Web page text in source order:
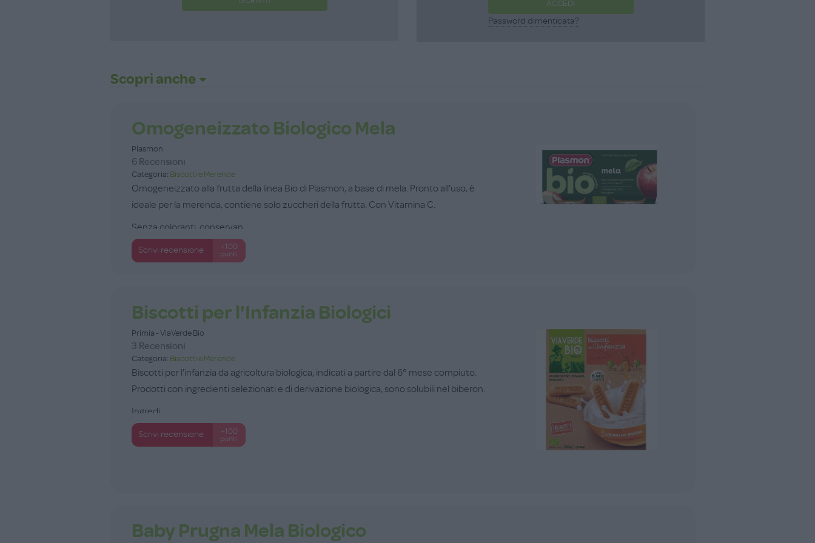
ACCEDI
Password dimenticata?
Scopri anche
Omogeneizzato Biologico Mela
Plasmon
6 Recensioni
Categoria: Biscotti e Merende
Omogeneizzato alla frutta della linea Bio di Plasmon, a base di mela. Pronto all'uso, è
ideale per la merenda, contiene solo zuccheri della frutta. Con Vitamina C.
Senza coloranti, conservan...
Scrivi recensione
+100
punti
Biscotti per l'Infanzia Biologici
Primia - ViaVerde Bio
3 Recensioni
Categoria: Biscotti e Merende
Biscotti per l'infanzia da agricoltura biologica, indicati a partire dal 6° mese compiuto.
Prodotti con ingredienti selezionati e di derivazione biologica, sono solubili nel biberon.
Ingredi...
Scrivi recensione
+100
punti
Baby Prugna Mela Biologico